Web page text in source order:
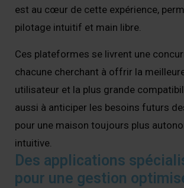
est au cœur de cette expérience,
pilotage intuitif et main libre.
Ces plateformes se livrent une
chacune cherchant à offrir la
utilisateur et la plus grande
aussi à anticiper les besoins futurs
pour une maison toujours plus
intuitive.
Des applications
pour une gestion